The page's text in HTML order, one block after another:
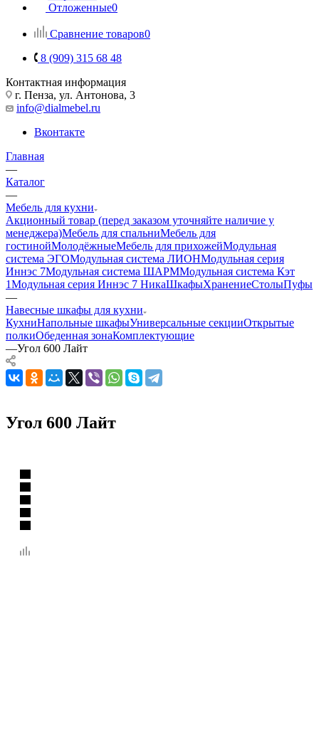
Отложенные0
Сравнение товаров0
8 (909) 315 68 48
Контактная информация
г. Пенза, ул. Антонова, 3
info@dialmebel.ru
Вконтакте
Главная
—
Каталог
—
Мебель для кухни
Акционный товар (перед заказом уточняйте наличие у
менеджера)Мебель для спальниМебель для
гостинойМолодёжныеМебель для прихожейМодульная
система ЭГОМодульная система ЛИОНМодульная серия
Иннэс 7Модульная система ШАРММодульная система Кэт
1Модульная серия Иннэс 7 НикаШкафыХранениеСтолыПуфы
—
Навесные шкафы для кухни
КухниНапольные шкафыУниверсальные секцииОткрытые
полкиОбеденная зонаКомплектующие
—Угол 600 Лайт
Угол 600 Лайт